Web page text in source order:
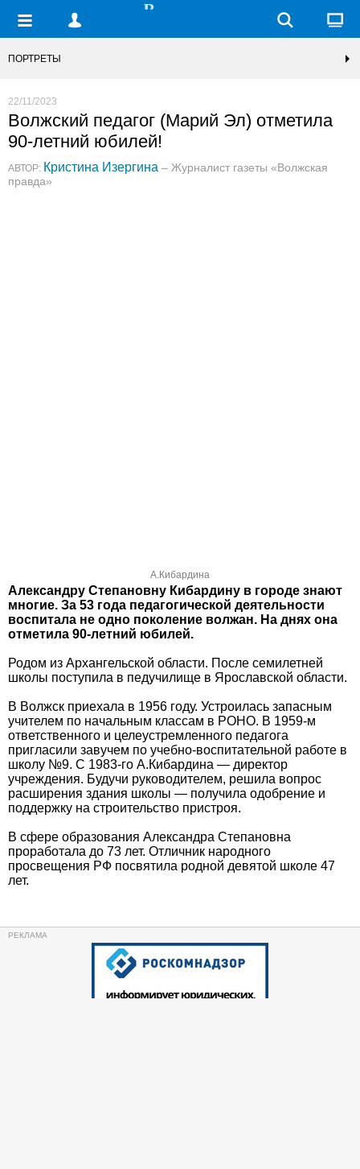
ПОРТРЕТЫ
22/11/2023
Волжский педагог (Марий Эл) отметила
90-летний юбилей!
АВТОР: Кристина Изергина – Журналист газеты «Волжская
правда»
А.Кибардина
Александру Степановну Кибардину в городе знают
многие. За 53 года педагогической деятельности
воспитала не одно поколение волжан. На днях она
отметила 90-летний юбилей.
Родом из Архангельской области. После семилетней
школы поступила в педучилище в Ярославской области.
В Волжск приехала в 1956 году. Устроилась запасным
учителем по начальным классам в РОНО. В 1959-м
ответственного и целеустремленного педагога
пригласили завучем по учебно-воспитательной работе в
школу №9. С 1983-го А.Кибардина — директор
учреждения. Будучи руководителем, решила вопрос
расширения здания школы — получила одобрение и
поддержку на строительство пристроя.
В сфере образования Александра Степановна
проработала до 73 лет. Отличник народного
просвещения РФ посвятила родной девятой школе 47
лет.